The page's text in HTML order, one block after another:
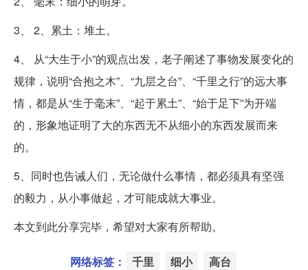
3、 2、累土：堆土。
4、 从“大生于小”的观点出发，老子阐述了事物发展变化的
规律，说明“合抱之木”、“九层之台”、“千里之行”的远大事
情，都是从“生于毫末”、“起于累土”、“始于足下”为开端
的，形象地证明了大的东西无不从细小的东西发展而来
的。
5、同时也告诫人们，无论做什么事情，都必须具有坚强
的毅力，从小事做起，才可能成就大事业。
本文到此分享完毕，希望对大家有所帮助。
网络标签： 千里 细小 高台